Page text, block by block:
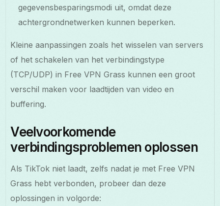
gegevensbesparingsmodi uit, omdat deze
achtergrondnetwerken kunnen beperken.
Kleine aanpassingen zoals het wisselen van servers
of het schakelen van het verbindingstype
(TCP/UDP) in Free VPN Grass kunnen een groot
verschil maken voor laadtijden van video en
buffering.
Veelvoorkomende
verbindingsproblemen oplossen
Als TikTok niet laadt, zelfs nadat je met Free VPN
Grass hebt verbonden, probeer dan deze
oplossingen in volgorde: